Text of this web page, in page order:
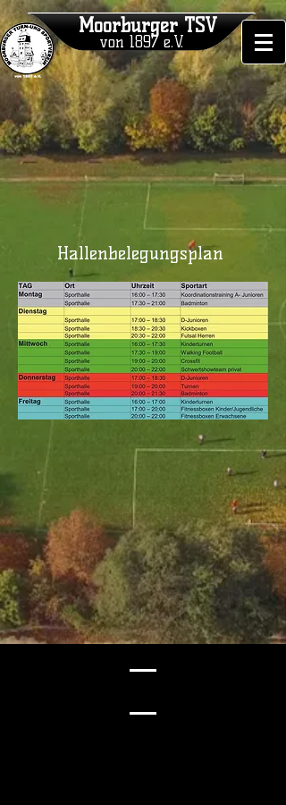
Moorburger TSV
von 1897 e.V.
Hallenbelegungsplan